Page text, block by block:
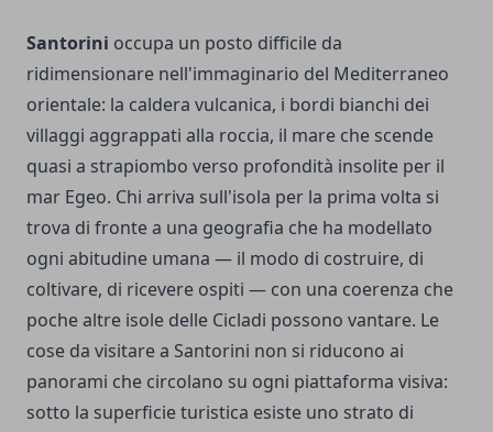
Santorini occupa un posto difficile da
ridimensionare nell'immaginario del Mediterraneo
orientale: la caldera vulcanica, i bordi bianchi dei
villaggi aggrappati alla roccia, il mare che scende
quasi a strapiombo verso profondità insolite per il
mar Egeo. Chi arriva sull'isola per la prima volta si
trova di fronte a una geografia che ha modellato
ogni abitudine umana — il modo di costruire, di
coltivare, di ricevere ospiti — con una coerenza che
poche altre isole delle Cicladi possono vantare. Le
cose da visitare a Santorini non si riducono ai
panorami che circolano su ogni piattaforma visiva:
sotto la superficie turistica esiste uno strato di